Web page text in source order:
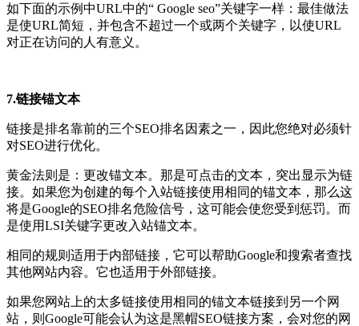
如下面的示例中URL中的“ Google seo”关键字一样： 最佳做法
是使URL简短，并包含不超过一个或两个关键字，以使URL
对正在访问的人有意义。
7.链接锚文本
链接是排名靠前的三个SEO排名因素之一，因此您绝对必须针
对SEO进行优化。
黄金法则是：更改锚文本。那是可点击的文本，突出显示为链
接。 如果您为创建的每个入站链接使用相同的锚文本，那么这
将是Google的SEO排名危险信号，这可能会使您受到惩罚。而
是使用LSI关键字更改入站锚文本。
相同的规则适用于内部链接，它可以帮助Google和搜索者查找
其他网站内容。它也适用于外部链接。
如果您网站上的太多链接使用相同的锚文本链接到另一个网
站，则Google可能会认为这是黑帽SEO链接方案，会对您的网